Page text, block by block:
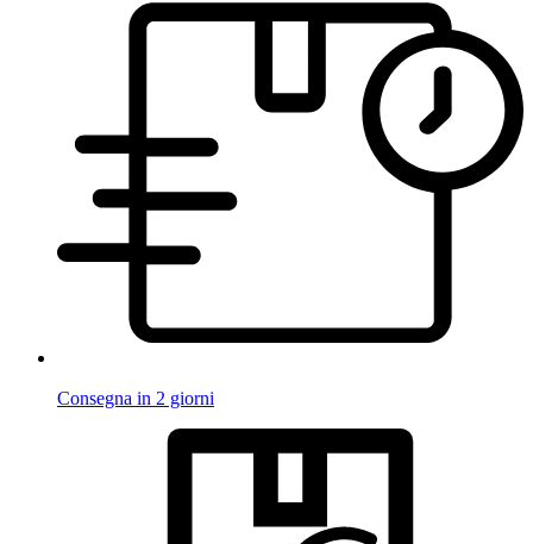
Consegna in 2 giorni